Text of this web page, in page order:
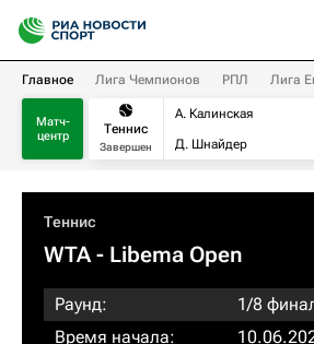
Главное Лига Чемпионов РПЛ Лига
Матч-
центр
Теннис
Завершен
А. Калинская
Д. Шнайдер
Теннис
WTA- Libema Open
Раунд:
1/8
Время начала: